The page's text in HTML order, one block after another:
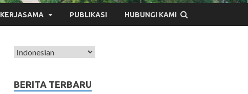
KERJASAMA PUBLIKASI HUBUNGI KAMI
BERITA TERBARU